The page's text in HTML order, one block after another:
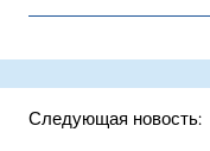
Следующая новость: